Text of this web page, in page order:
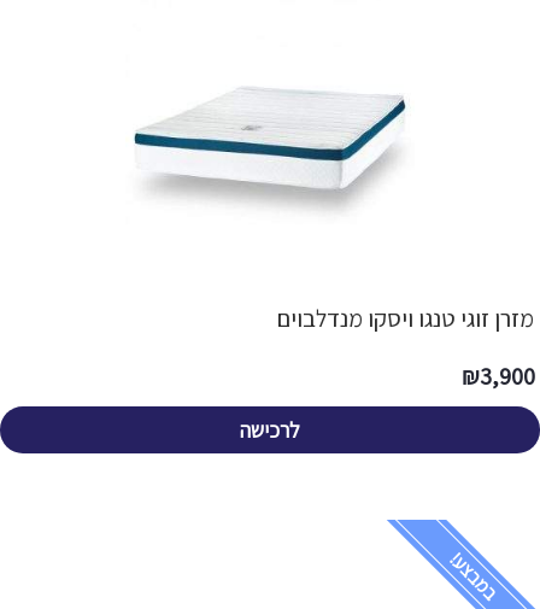
מזרן זוגי טנגו ויסקו מנדלבוים
3,900
₪
לרכישה
במבצע!